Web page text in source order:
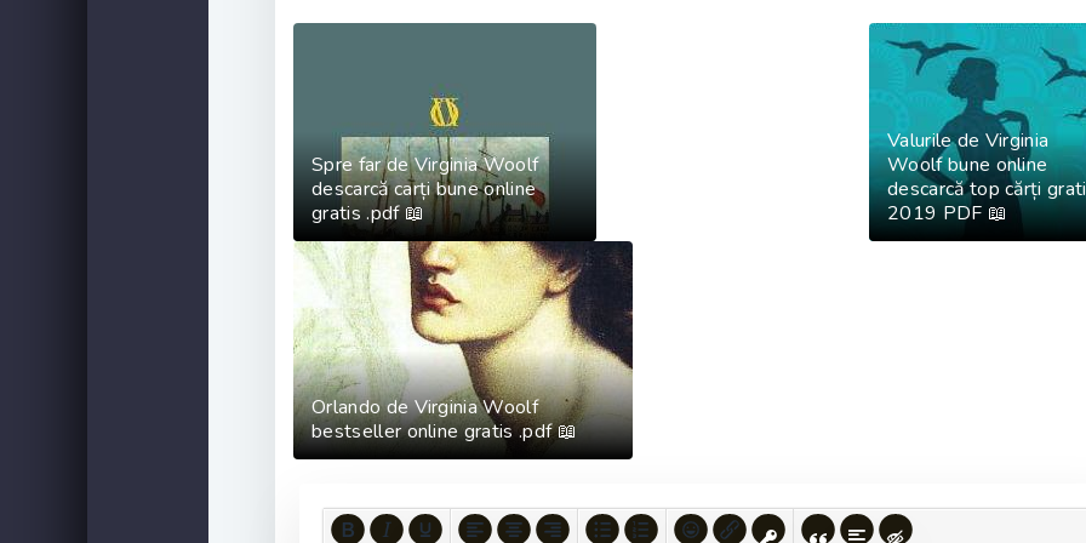
Spre far de Virginia Woolf
descarcă carți bune online
gratis .pdf 📖
Valurile de Virginia
Woolf bune online
descarcă top cărți
2019 PDF 📖
Orlando de Virginia Woolf
bestseller online gratis .pdf 📖